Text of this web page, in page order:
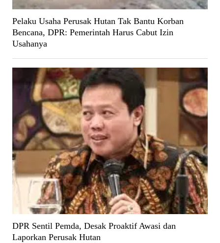
Pelaku Usaha Perusak Hutan Tak Bantu Korban
Bencana, DPR: Pemerintah Harus Cabut Izin
Usahanya
DPR Sentil Pemda, Desak Proaktif Awasi dan
Laporkan Perusak Hutan